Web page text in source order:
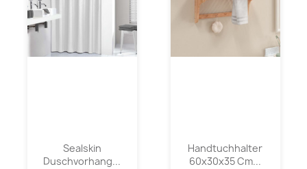
Sealskin
Duschvorhang...
Handtuchhalter
60x30x35 Cm...